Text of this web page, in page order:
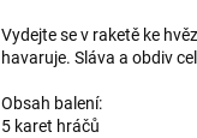
Vydejte se v raketě ke
havaruje. Sláva a obdiv
Obsah balení:
5 karet hráčů